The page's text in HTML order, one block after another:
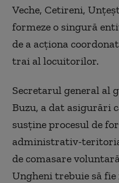
Veche, Cetireni,
formeze o singură
de a acţiona
trai al locuitorilor.
Secretarul general al
Buzu, a dat asigurări
susţine procesul de
administrativ-
de comasare
Ungheni trebuie să